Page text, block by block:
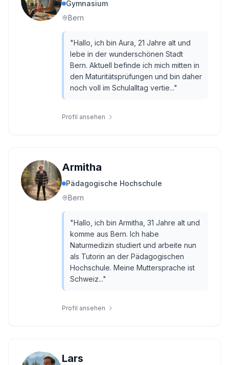
Gymnasium
Bern
"Hallo, ich bin Aura, 21 Jahre alt und
lebe in der wunderschönen Stadt
Bern. Aktuell befinde ich mich mitten in
den Maturitätsprüfungen und bin daher
noch voll im Schulalltag vertie..."
Profil ansehen
Armitha
Pädagogische Hochschule
Bern
"Hallo, ich bin Armitha, 31 Jahre alt und
komme aus Bern. Ich habe
Naturmedizin studiert und arbeite nun
als Tutorin an der Pädagogischen
Hochschule. Meine Muttersprache ist
Schweiz..."
Profil ansehen
Lars